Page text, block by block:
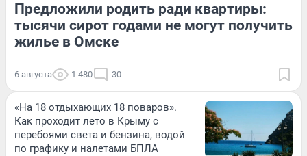
Предложили родить ради квартиры:
тысячи сирот годами не могут получить
жилье в Омске
6 августа 1 480 30
«На 18 отдыхающих 18 поваров».
Как проходит лето в Крыму с
перебоями света и бензина, водой
по графику и налетами БПЛА